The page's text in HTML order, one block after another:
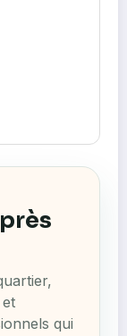
qui